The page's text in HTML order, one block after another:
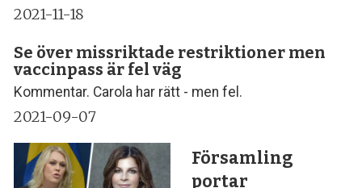
2021-11-18
Se över missriktade restriktioner men
vaccinpass är fel väg
Kommentar. Carola har rätt - men fel.
2021-09-07
Församling
portar